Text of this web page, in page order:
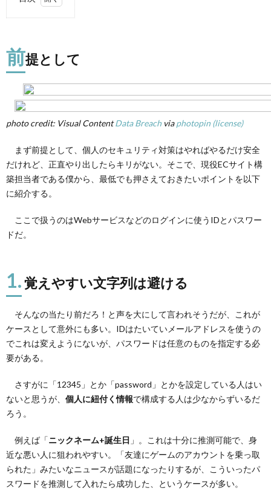
1.
て
1. 覚
えや
すい
列は
る
3.
2. パ
スワ
い回
しは
4.
3. 2
認証
は積
極的
に取
り入
れよ
5.
め
前提として
photo credit: Visual ContentData Breach viaphotopin (license)
まず前提として、個人のセキュリティ対策はやればやるだけ安全
だけれど、正直やり出したらキリがない。そこで、現役ECサイト構
築担当者である僕から、最低でも押さえておきたいポイントを以下
に紹介する。
ここで扱うのはWebサービスなどのログインに使うIDとパスワー
ドだ。
1.覚えやすい文字列は避ける
そんなの当たり前だろ！と声を大にして言われそうだが、これが
ケースとして意外にも多い。IDはたいていメールアドレスを使うの
でこれは変えようにないが、パスワードは任意のものを指定する必
要がある。
さすがに「12345」とか「password」とかを設定している人はい
ないと思うが、 個人に紐付く情報で構成する人は少なからずいるだ
ろう。
例えば「ニックネーム+誕生日 」。これは十分に推測可能で、身
近な悪い人に狙われやすい。「友達にゲームのアカウントを乗っ取
られた」みたいなニュースが話題になったりするが、こういったパ
スワードを推測して入れたら成功した、というケースが多い。